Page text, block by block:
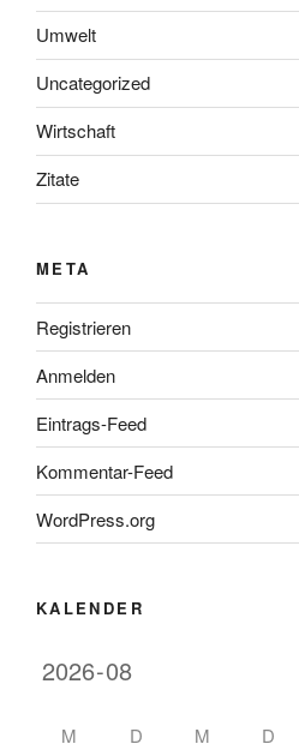
Umwelt
Uncategorized
Wirtschaft
Zitate
META
Registrieren
Anmelden
Eintrags-Feed
Kommentar-Feed
WordPress.org
KALENDER
M D M D